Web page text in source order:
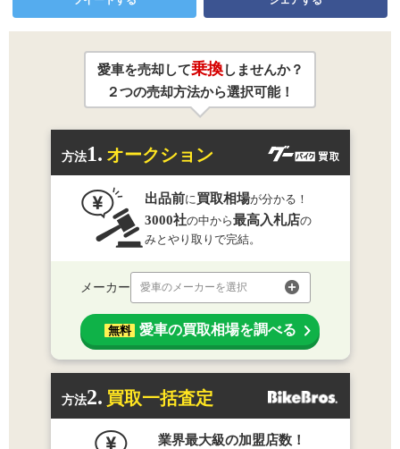
愛車を売却して乗換しませんか？
２つの売却方法から選択可能！
方法1. オークション
出品前に買取相場が分かる！
3000社の中から最高入札店の
みとやり取りで完結。
メーカー 愛車のメーカーを選択
無料 愛車の買取相場を調べる
方法2. 買取一括査定
業界最大級の加盟店数！